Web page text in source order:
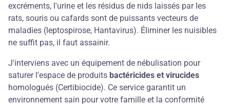
excréments, l'urine et les résidus de nids laissés par les
rats, souris ou cafards sont de puissants vecteurs de
maladies (leptospirose, Hantavirus). Éliminer les nuisibles
ne suffit pas, il faut assainir.
J'interviens avec un équipement de nébulisation pour
saturer l'espace de produits bactéricides et virucides
homologués (Certibiocide). Ce service garantit un
environnement sain pour votre famille et la conformité